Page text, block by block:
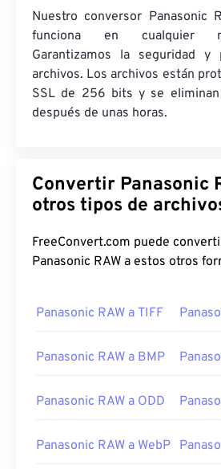
Nuestro conversor Panasonic
funciona en cualquier
Garantizamos la seguridad y
archivos. Los archivos están
SSL de 256 bits y se eliminan
después de unas horas.
Convertir Panasonic RAW a
otros tipos de
FreeConvert.com puede
Panasonic RAW a estos otros
Panasonic RAW a TIFF
Panasonic RAW a BMP
Panasonic RAW a ODD
Panasonic RAW a WebP